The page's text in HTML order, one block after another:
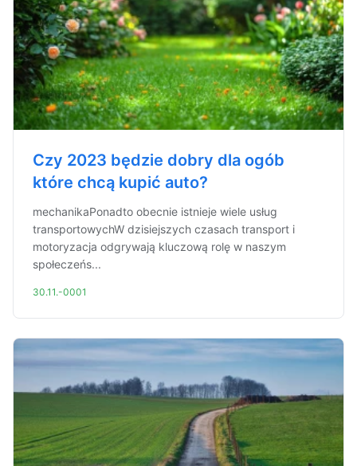
Czy 2023 będzie dobry dla ogób
które chcą kupić auto?
mechanikaPonadto obecnie istnieje wiele usług
transportowychW dzisiejszych czasach transport i
motoryzacja odgrywają kluczową rolę w naszym
społeczeńs...
30.11.-0001